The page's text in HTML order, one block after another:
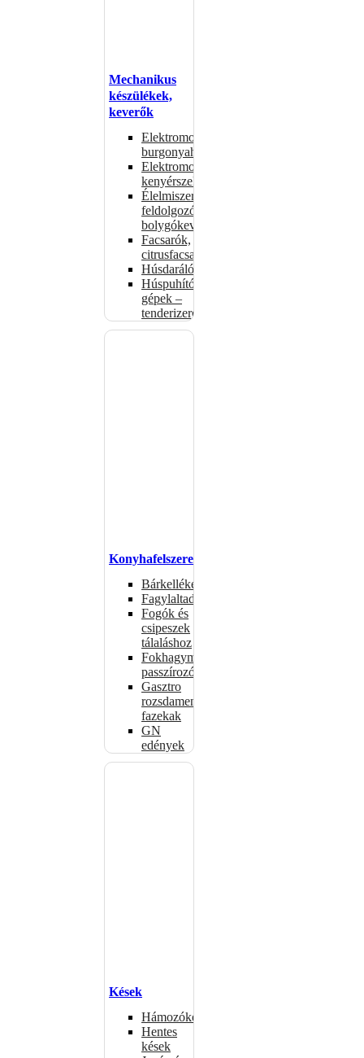
Mechanikus
készülékek,
keverők
Elektromos
burgonyahámozók
Elektromos
kenyérszeletelők
Élelmiszer-
feldolgozók –
bolygókeverők
Facsarók,
citrusfacsarók
Húsdarálók
Húspuhító
gépek –
tenderizerek
Konyhafelszerelés
Bárkellékek
Fagylaltadagolók
Fogók és
csipeszek
tálaláshoz
Fokhagymaprések,
passzírozók
Gasztro
rozsdamentes
fazekak
GN
edények
Kések
Hámozókések
Hentes
kések